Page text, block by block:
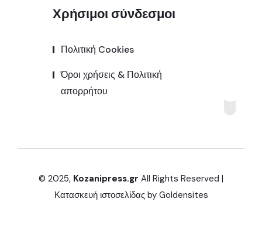
Χρήσιμοι σύνδεσμοι
Πολιτική Cookies
Όροι χρήσεις & Πολιτική
απορρήτου
© 2025, Kozanipress.gr All Rights Reserved |
Κατασκευή ιστοσελίδας by Goldensites